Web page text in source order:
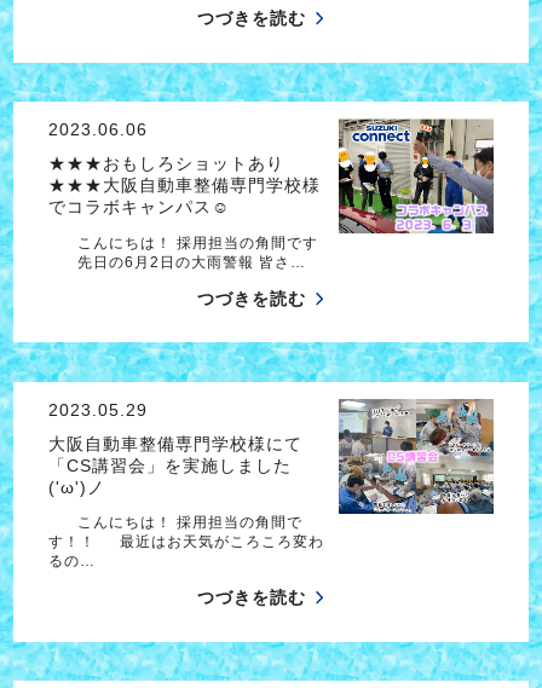
つづきを読む
2023.06.06
★★★おもしろショットあり
★★★大阪自動車整備専門学校様
でコラボキャンパス☺
こんにちは！ 採用担当の角間です
先日の6月2日の大雨警報 皆さ…
つづきを読む
2023.05.29
大阪自動車整備専門学校様にて
「CS講習会」を実施しました
('ω')ノ
こんにちは！ 採用担当の角間で
す！！ 最近はお天気がころころ変わ
るの…
つづきを読む